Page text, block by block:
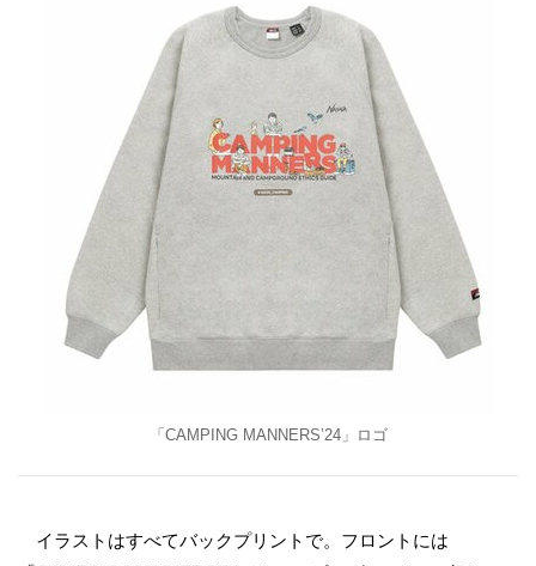
「CAMPING MANNERS’24」ロゴ
イラストはすべてバックプリントで。フロントには